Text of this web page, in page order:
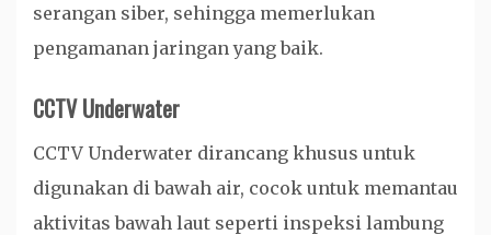
serangan siber, sehingga memerlukan
pengamanan jaringan yang baik.
CCTV Underwater
CCTV Underwater dirancang khusus untuk
digunakan di bawah air, cocok untuk memantau
aktivitas bawah laut seperti inspeksi lambung